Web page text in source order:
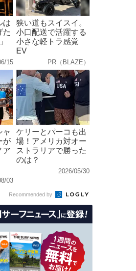
は
た
15
狭い道もスイスイ。
小口配送で活躍する
小さな軽トラ感覚
EV
PR（BLAZE）
ャ
が
ア
03
ケリーとパーコも出
場！アメリカ対オー
ストラリアで勝った
のは？
2026/05/30
Recommended by